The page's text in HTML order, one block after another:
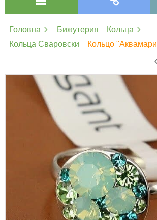
Головна Бижутерия
Кольца
Кольца Сваровски
Кольцо